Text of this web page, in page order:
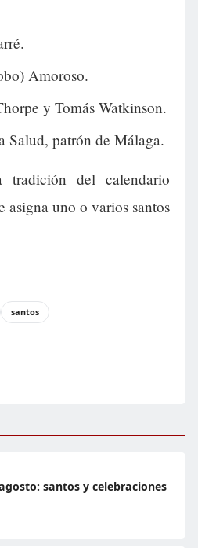
Amoroso.
y Tomás Watkinson.
Salud, patrón de Málaga.
tradición del calendario
uno o varios santos
santos
santos y celebraciones